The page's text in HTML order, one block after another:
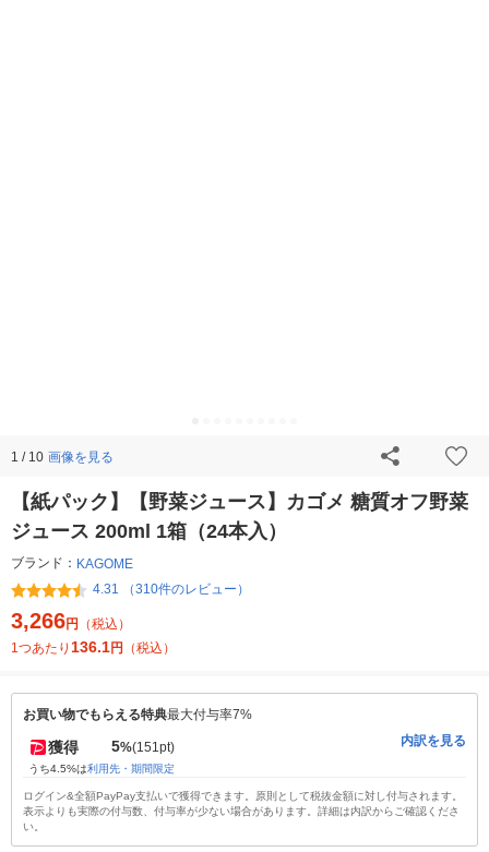
1 / 10 画像を見る
【紙パック】【野菜ジュース】カゴメ 糖質オフ野菜
ジュース 200ml 1箱（24本入）
ブランド： KAGOME
4.31 （310件のレビュー）
3,266円
（税込）
1つあたり 136.1円 （税込）
お買い物でもらえる特典最大付与率7%
獲得 5%(151pt)
うち4.5%は利用先・期間限定
内訳を見る
ログイン&全額PayPay支払いで獲得できます。原則として税抜金額に対し付与されます。
表示よりも実際の付与数、付与率が少ない場合があります。詳細は内訳からご確認くださ
い。